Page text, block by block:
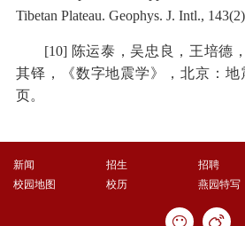
Tibetan Plateau. Geophys. J. Intl.,
[10] 陈运泰，吴忠良，王培德
其铎，《数字地震学》，北京：地
页。
新闻 招生 招聘
校园地图
校历 燕园特写